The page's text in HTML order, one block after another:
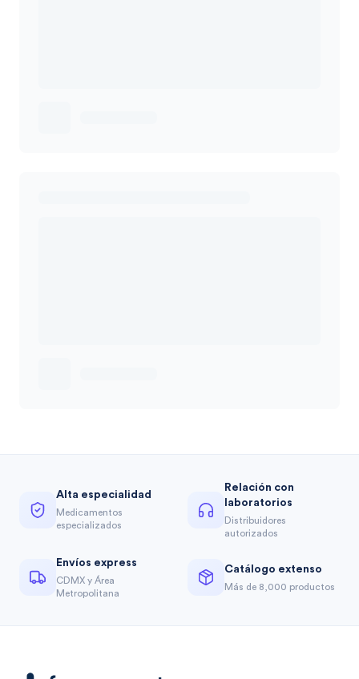
Alta especialidad
Medicamentos
especializados
Relación con
laboratorios
Distribuidores
autorizados
Envíos express
CDMX y Área
Metropolitana
Catálogo extenso
Más de 8,000 productos